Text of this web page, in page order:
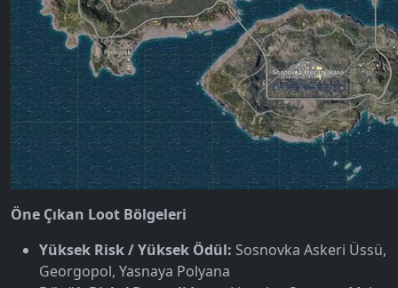
Öne Çıkan Loot Bölgeleri
Yüksek Risk / Yüksek Ödül: Sosnovka Askeri Üssü,
Georgopol, Yasnaya Polyana